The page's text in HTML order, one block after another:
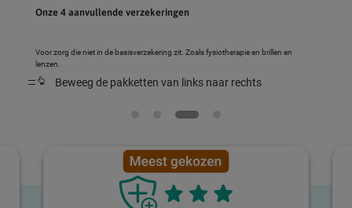
Onze 4 aanvullende verzekeringen
Voor zorg die niet in de basisverzekering zit. Zoals fysiotherapie en brillen en
lenzen.
Beweeg de pakketten van links naar rechts